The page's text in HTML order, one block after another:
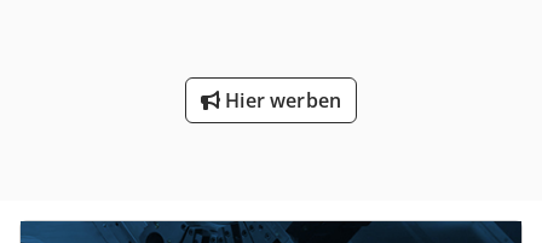
Flaschen pro Stunde (basierend auf 1,5L PET-Flaschen) -
Formate: 1,5L PET-Flaschen (Kurzhals und Deckel) -
Flaschenmaterial: PET - Füllertyp: Isobarischer Füller -
S16 | Krones | 2002 | inkl. Preformtrichter & Kühler -
Hier werben